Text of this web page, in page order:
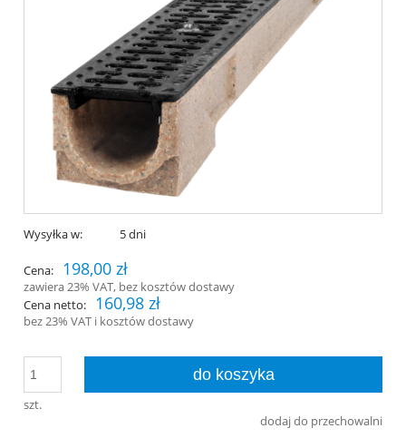
Wysyłka w: 5 dni
Cena: 198,00 zł
zawiera 23% VAT, bez kosztów dostawy
Cena netto:
160,98 zł
bez 23% VAT i kosztów dostawy
szt.
do koszyka
dodaj do przechowalni